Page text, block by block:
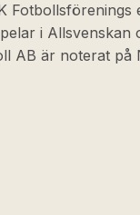
i Allsvenskan
AB är noterat